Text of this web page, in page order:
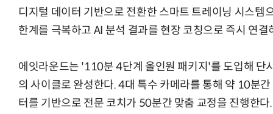
디지털 데이터 기반으로 전환한 스마트 트레이닝 시스템
한계를 극복하고 AI 분석 결과를 현장 코칭으로 즉시 연결
에잇라운드는 '110분 4단계 올인원 패키지'를 도입해 단
의 사이클로 완성한다. 4대 특수 카메라를 통해 약 10분
터를 기반으로 전문 코치가 50분간 맞춤 교정을 진행한